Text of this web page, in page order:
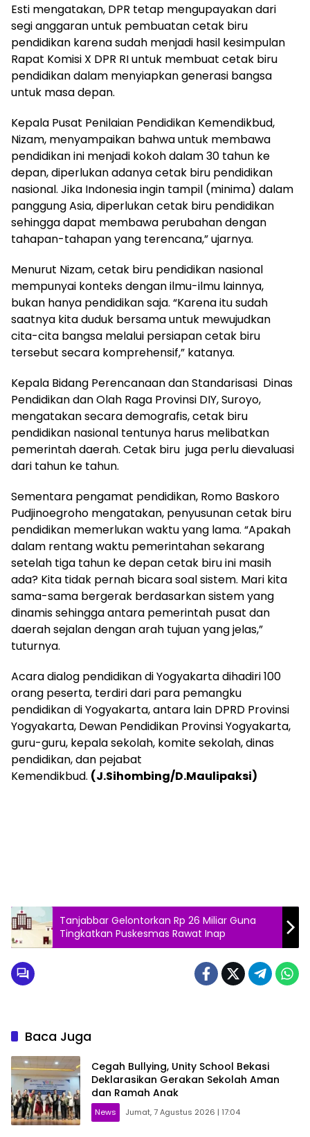
Esti mengatakan, DPR tetap mengupayakan dari
segi anggaran untuk pembuatan cetak biru
pendidikan karena sudah menjadi hasil kesimpulan
Rapat Komisi X DPR RI untuk membuat cetak biru
pendidikan dalam menyiapkan generasi bangsa
untuk masa depan.
Kepala Pusat Penilaian Pendidikan Kemendikbud,
Nizam, menyampaikan bahwa untuk membawa
pendidikan ini menjadi kokoh dalam 30 tahun ke
depan, diperlukan adanya cetak biru pendidikan
nasional. Jika Indonesia ingin tampil (minima) dalam
panggung Asia, diperlukan cetak biru pendidikan
sehingga dapat membawa perubahan dengan
tahapan-tahapan yang terencana,” ujarnya.
Menurut Nizam, cetak biru pendidikan nasional
mempunyai konteks dengan ilmu-ilmu lainnya,
bukan hanya pendidikan saja. “Karena itu sudah
saatnya kita duduk bersama untuk mewujudkan
cita-cita bangsa melalui persiapan cetak biru
tersebut secara komprehensif,” katanya.
Kepala Bidang Perencanaan dan Standarisasi Dinas
Pendidikan dan Olah Raga Provinsi DIY, Suroyo,
mengatakan secara demografis, cetak biru
pendidikan nasional tentunya harus melibatkan
pemerintah daerah. Cetak biru juga perlu dievaluasi
dari tahun ke tahun.
Sementara pengamat pendidikan, Romo Baskoro
Pudjinoegroho mengatakan, penyusunan cetak biru
pendidikan memerlukan waktu yang lama. “Apakah
dalam rentang waktu pemerintahan sekarang
setelah tiga tahun ke depan cetak biru ini masih
ada? Kita tidak pernah bicara soal sistem. Mari kita
sama-sama bergerak berdasarkan sistem yang
dinamis sehingga antara pemerintah pusat dan
daerah sejalan dengan arah tujuan yang jelas,”
tuturnya.
Acara dialog pendidikan di Yogyakarta dihadiri 100
orang peserta, terdiri dari para pemangku
pendidikan di Yogyakarta, antara lain DPRD Provinsi
Yogyakarta, Dewan Pendidikan Provinsi Yogyakarta,
guru-guru, kepala sekolah, komite sekolah, dinas
pendidikan, dan pejabat
Kemendikbud. (J.Sihombing/D.Maulipaksi)
Tanjabbar Gelontorkan Rp 26 Miliar Guna
Tingkatkan Puskesmas Rawat Inap
Baca Juga
Cegah Bullying, Unity School Bekasi
Deklarasikan Gerakan Sekolah Aman
dan Ramah Anak
News Jumat, 7 Agustus 2026 | 17:04